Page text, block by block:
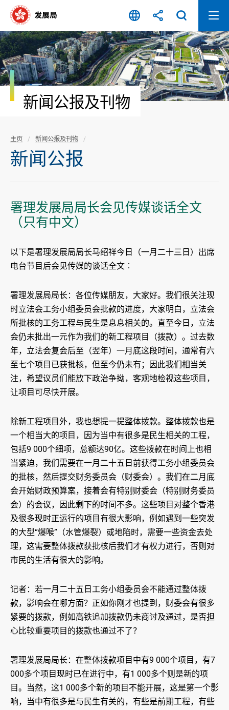
容
开
始
新闻公报及刊物
主页 新闻公报及刊物
新闻公报
署理发展局局长会见传媒谈话全文
（只有中文）
以下是署理发展局局长马绍祥今日（一月二十三日）出席
电台节目后会见传媒的谈话全文︰
署理发展局局长：各位传媒朋友，大家好。我们很关注现
时立法会工务小组委员会批款的进度，大家明白，立法会
所批核的工务工程与民生是息息相关的。直至今日，立法
会仍未批出一元作为我们的新工程项目（拨款）。过去数
年，立法会复会后至（翌年）一月底这段时间，通常有六
至七个项目已获批核，但至今仍未有；因此我们相当关
注，希望议员们能放下政治争拗，客观地检视这些项目，
让项目可尽快开展。
除新工程项目外，我也想提一提整体拨款。整体拨款也是
一个相当大的项目，因为当中有很多是民生相关的工程，
包括9 000个细项，总额达90亿。这些拨款在时间上也相
当紧迫，我们需要在一月二十五日前获得工务小组委员会
的批核，然后提交财务委员会（财委会）。我们在二月底
会开始财政预算案，接着会有特别财委会（特别财务委员
会）的会议，因此剩下的时间不多。这些项目对整个香港
及很多现时正运行的项目有很大影响，例如遇到一些突发
的大型“爆喉”（水管爆裂）或地陷时，需要一些资金去处
理，这需要整体拨款获批核后我们才有权力进行，否则对
市民的生活有很大的影响。
记者：若一月二十五日工务小组委员会不能通过整体拨
款，影响会在哪方面？正如你刚才也提到，财委会有很多
紧要的拨款，例如高铁追加拨款仍未商讨及通过，是否担
心比较重要项目的拨款也通过不了？
署理发展局局长：在整体拨款项目中有9 000个项目，有7
000多个项目现时已在进行中，有1 000多个则是新的项
目。当然，这1 000多个新的项目不能开展，这是第一个影
响，当中有很多是与民生有关的，有些是前期工程，有些